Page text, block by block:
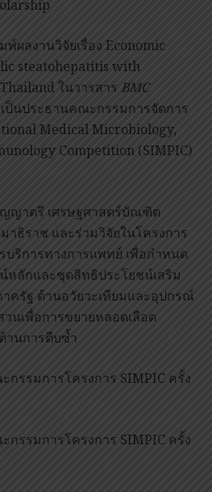
ผลงานวิจัยเรื่อง Economic
steatohepatitis with
ในวารสาร BMC
ป็นประธานคณะกรรมการจัดการ
Medical Microbiology,
Competition (SIMPIC)
ญาตรี เศรษฐศาสตร์บัณฑิต
าธิราช และร่วมวิจัยในโครงการ
ริการทางการแพทย์ เพื่อกำหนด
หลักและชุดสิทธิประโยชน์เสริม
ครัฐ ด้านอวัยวะเทียมและอุปกรณ์
นเพื่อการขยายหลอดเลือด
านการตีบซ้ำ
รรมการโครงการ SIMPIC ครั้ง
รรมการโครงการ SIMPIC ครั้ง